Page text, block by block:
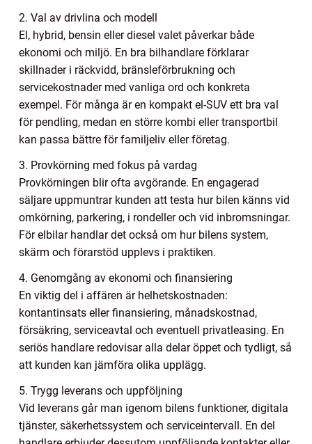
2. Val av drivlina och modell
El, hybrid, bensin eller diesel valet påverkar både
ekonomi och miljö. En bra bilhandlare förklarar
skillnader i räckvidd, bränsleförbrukning och
servicekostnader med vanliga ord och konkreta
exempel. För många är en kompakt el-SUV ett bra val
för pendling, medan en större kombi eller transportbil
kan passa bättre för familjeliv eller företag.
3. Provkörning med fokus på vardag
Provkörningen blir ofta avgörande. En engagerad
säljare uppmuntrar kunden att testa hur bilen känns vid
omkörning, parkering, i rondeller och vid inbromsningar.
För elbilar handlar det också om hur bilens system,
skärm och förarstöd upplevs i praktiken.
4. Genomgång av ekonomi och finansiering
En viktig del i affären är helhetskostnaden:
kontantinsats eller finansiering, månadskostnad,
försäkring, serviceavtal och eventuell privatleasing. En
seriös handlare redovisar alla delar öppet och tydligt, så
att kunden kan jämföra olika upplägg.
5. Trygg leverans och uppföljning
Vid leverans går man igenom bilens funktioner, digitala
tjänster, säkerhetssystem och serviceintervall. En del